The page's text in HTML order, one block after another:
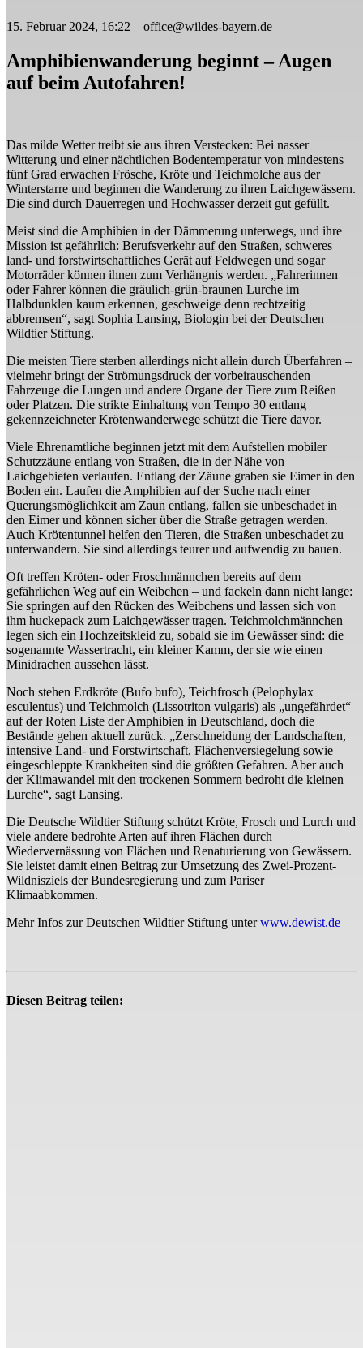
15. Februar 2024, 16:22 office@wildes-bayern.de
Amphibienwanderung beginnt – Augen
auf beim Autofahren!
Das milde Wetter treibt sie aus ihren Verstecken: Bei nasser
Witterung und einer nächtlichen Bodentemperatur von mindestens
fünf Grad erwachen Frösche, Kröte und Teichmolche aus der
Winterstarre und beginnen die Wanderung zu ihren Laichgewässern.
Die sind durch Dauerregen und Hochwasser derzeit gut gefüllt.
Meist sind die Amphibien in der Dämmerung unterwegs, und ihre
Mission ist gefährlich: Berufsverkehr auf den Straßen, schweres
land- und forstwirtschaftliches Gerät auf Feldwegen und sogar
Motorräder können ihnen zum Verhängnis werden. „Fahrerinnen
oder Fahrer können die gräulich-grün-braunen Lurche im
Halbdunklen kaum erkennen, geschweige denn rechtzeitig
abbremsen“, sagt Sophia Lansing, Biologin bei der Deutschen
Wildtier Stiftung.
Die meisten Tiere sterben allerdings nicht allein durch Überfahren –
vielmehr bringt der Strömungsdruck der vorbeirauschenden
Fahrzeuge die Lungen und andere Organe der Tiere zum Reißen
oder Platzen. Die strikte Einhaltung von Tempo 30 entlang
gekennzeichneter Krötenwanderwege schützt die Tiere davor.
Viele Ehrenamtliche beginnen jetzt mit dem Aufstellen mobiler
Schutzzäune entlang von Straßen, die in der Nähe von
Laichgebieten verlaufen. Entlang der Zäune graben sie Eimer in den
Boden ein. Laufen die Amphibien auf der Suche nach einer
Querungsmöglichkeit am Zaun entlang, fallen sie unbeschadet in
den Eimer und können sicher über die Straße getragen werden.
Auch Krötentunnel helfen den Tieren, die Straßen unbeschadet zu
unterwandern. Sie sind allerdings teurer und aufwendig zu bauen.
Oft treffen Kröten- oder Froschmännchen bereits auf dem
gefährlichen Weg auf ein Weibchen – und fackeln dann nicht lange:
Sie springen auf den Rücken des Weibchens und lassen sich von
ihm huckepack zum Laichgewässer tragen. Teichmolchmännchen
legen sich ein Hochzeitskleid zu, sobald sie im Gewässer sind: die
sogenannte Wassertracht, ein kleiner Kamm, der sie wie einen
Minidrachen aussehen lässt.
Noch stehen Erdkröte (Bufo bufo), Teichfrosch (Pelophylax
esculentus) und Teichmolch (Lissotriton vulgaris) als „ungefährdet“
auf der Roten Liste der Amphibien in Deutschland, doch die
Bestände gehen aktuell zurück. „Zerschneidung der Landschaften,
intensive Land- und Forstwirtschaft, Flächenversiegelung sowie
eingeschleppte Krankheiten sind die größten Gefahren. Aber auch
der Klimawandel mit den trockenen Sommern bedroht die kleinen
Lurche“, sagt Lansing.
Die Deutsche Wildtier Stiftung schützt Kröte, Frosch und Lurch und
viele andere bedrohte Arten auf ihren Flächen durch
Wiedervernässung von Flächen und Renaturierung von Gewässern.
Sie leistet damit einen Beitrag zur Umsetzung des Zwei-Prozent-
Wildnisziels der Bundesregierung und zum Pariser
Klimaabkommen.
Mehr Infos zur Deutschen Wildtier Stiftung unterwww.dewist.de
Diesen Beitrag teilen: